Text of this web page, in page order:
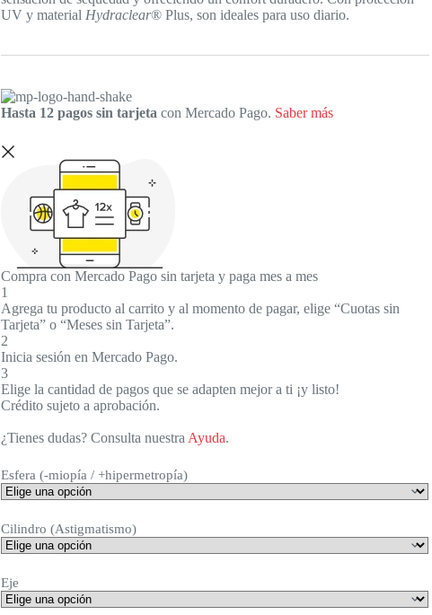
UV y material Hydraclear® Plus, son ideales para uso diario.
Hasta 12 pagos sin tarjeta con Mercado Pago. Saber más
Compra con Mercado Pago sin tarjeta y paga mes a mes
1
Agrega tu producto al carrito y al momento de pagar, elige “Cuotas sin
Tarjeta” o “Meses sin Tarjeta”.
2
Inicia sesión en Mercado Pago.
3
Elige la cantidad de pagos que se adapten mejor a ti ¡y listo!
Crédito sujeto a aprobación.
¿Tienes dudas? Consulta nuestra Ayuda.
Esfera (-miopía / +hipermetropía)
Cilindro (Astigmatismo)
Eje